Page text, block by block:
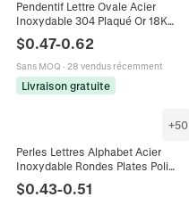
Pendentif Lettre Ovale Acier
Inoxydable 304 Plaqué Or 18K
Fabrication De Bijoux Collier
Bracelet DIY
$0.47-0.62
Sans MOQ · 28 vendus récemment
Livraison gratuite
+50
Perles Lettres Alphabet Acier
Inoxydable Rondes Plates Poli
Miroir Pour DIY Fabrication Bijoux
Bracelet Collier Anglais A-Z
$0.43-0.51